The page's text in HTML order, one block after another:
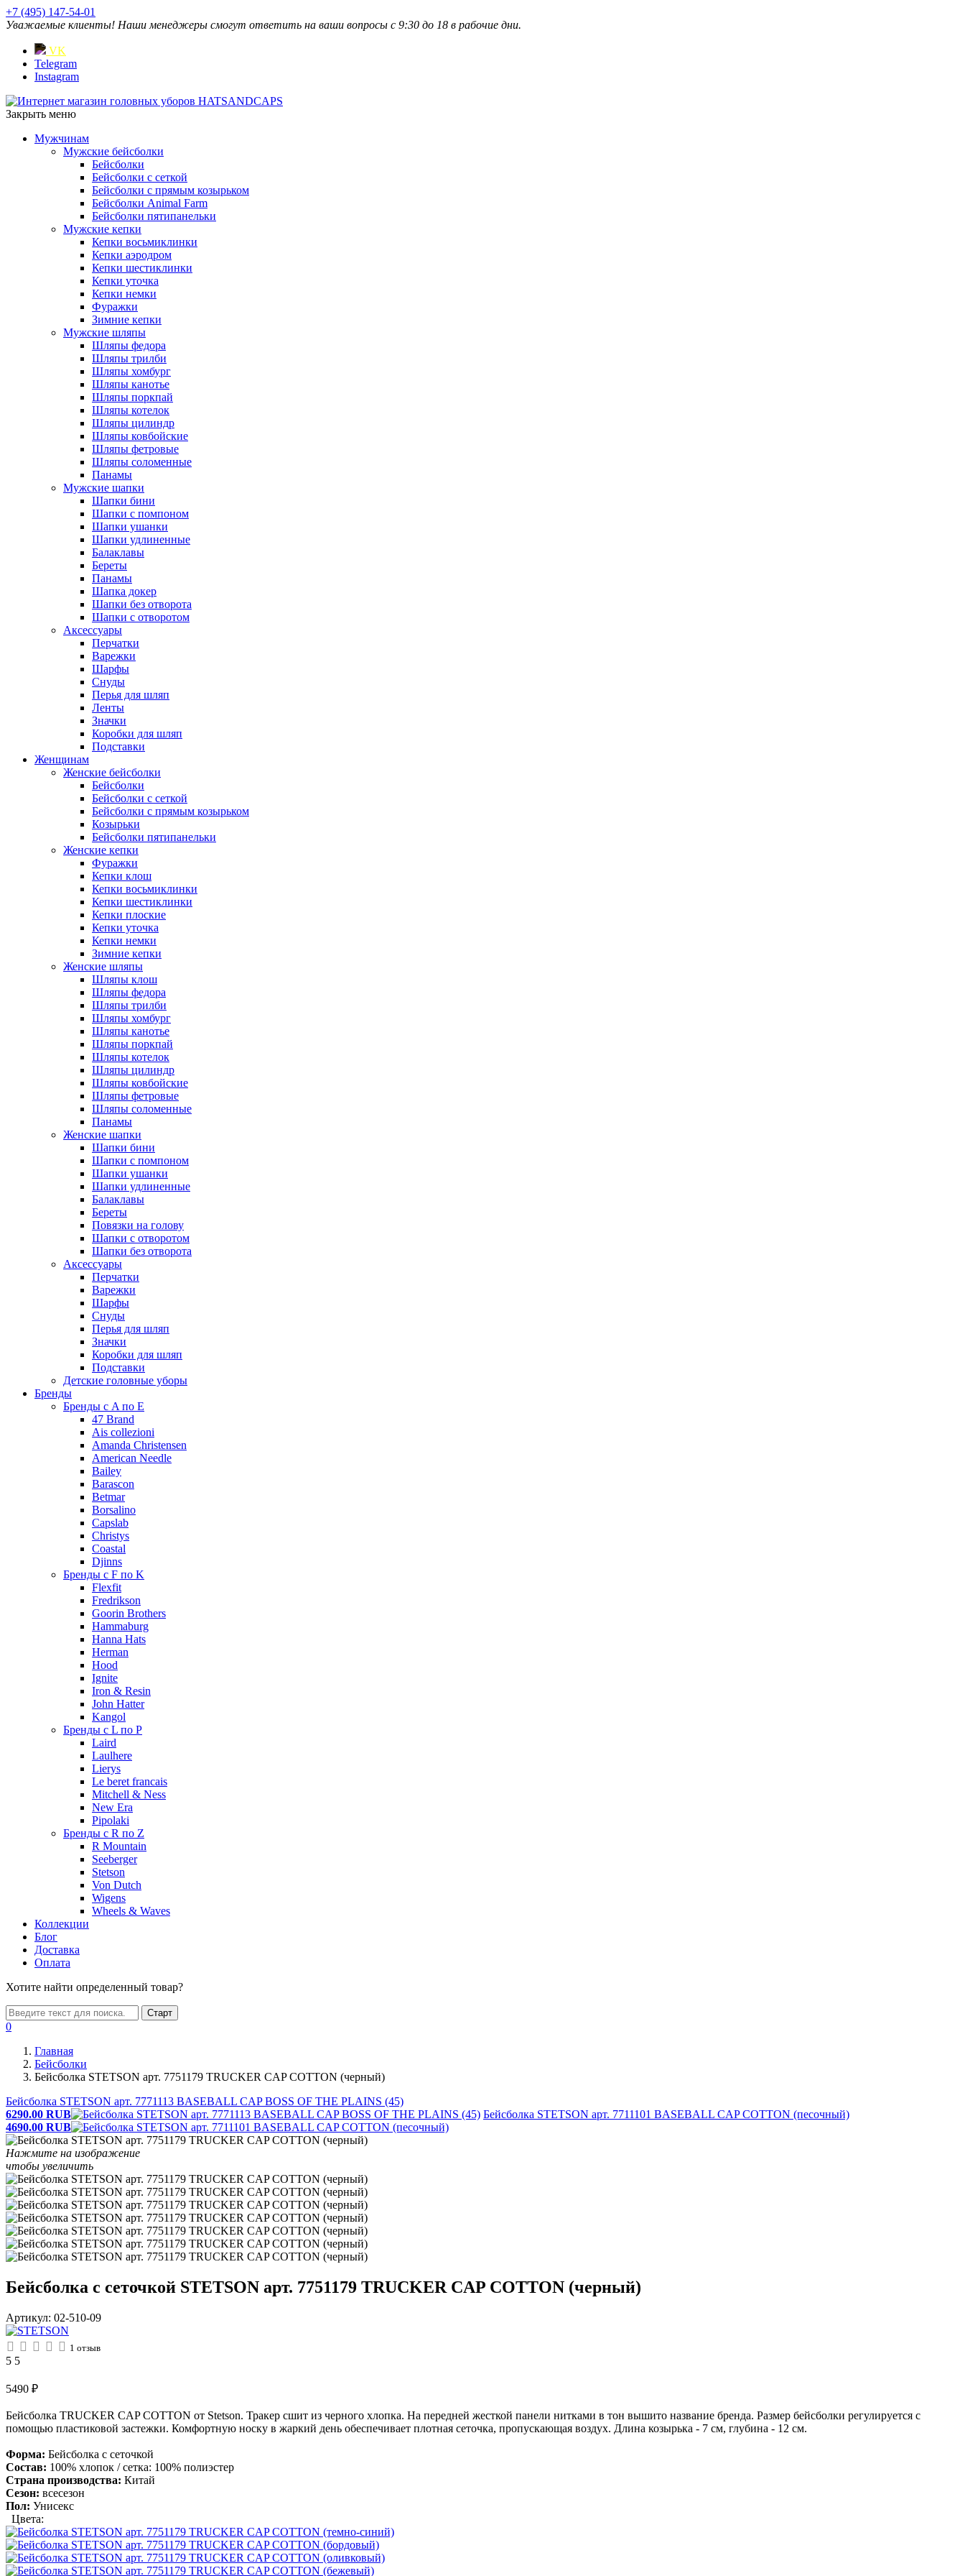
+7 (495) 147-54-01
Уважаемые клиенты! Наши менеджеры смогут ответить на ваши вопросы с 9:30 до 18 в рабочие дни.
VK
Telegram
Instagram
Закрыть меню
Мужчинам
Мужские бейсболки
Бейсболки
Бейсболки с сеткой
Бейсболки с прямым козырьком
Бейсболки Animal Farm
Бейсболки пятипанельки
Мужские кепки
Кепки восьмиклинки
Кепки аэродром
Кепки шестиклинки
Кепки уточка
Кепки немки
Фуражки
Зимние кепки
Мужские шляпы
Шляпы федора
Шляпы трилби
Шляпы хомбург
Шляпы канотье
Шляпы поркпай
Шляпы котелок
Шляпы цилиндр
Шляпы ковбойские
Шляпы фетровые
Шляпы соломенные
Панамы
Мужские шапки
Шапки бини
Шапки с помпоном
Шапки ушанки
Шапки удлиненные
Балаклавы
Береты
Панамы
Шапка докер
Шапки без отворота
Шапки с отворотом
Аксессуары
Перчатки
Варежки
Шарфы
Снуды
Перья для шляп
Ленты
Значки
Коробки для шляп
Подставки
Женщинам
Женские бейсболки
Бейсболки
Бейсболки с сеткой
Бейсболки с прямым козырьком
Козырьки
Бейсболки пятипанельки
Женские кепки
Фуражки
Кепки клош
Кепки восьмиклинки
Кепки шестиклинки
Кепки плоские
Кепки уточка
Кепки немки
Зимние кепки
Женские шляпы
Шляпы клош
Шляпы федора
Шляпы трилби
Шляпы хомбург
Шляпы канотье
Шляпы поркпай
Шляпы котелок
Шляпы цилиндр
Шляпы ковбойские
Шляпы фетровые
Шляпы соломенные
Панамы
Женские шапки
Шапки бини
Шапки с помпоном
Шапки ушанки
Шапки удлиненные
Балаклавы
Береты
Повязки на голову
Шапки с отворотом
Шапки без отворота
Аксессуары
Перчатки
Варежки
Шарфы
Снуды
Перья для шляп
Значки
Коробки для шляп
Подставки
Детские головные уборы
Бренды
Бренды с A по E
47 Brand
Ais collezioni
Amanda Christensen
American Needle
Bailey
Barascon
Betmar
Borsalino
Capslab
Christys
Coastal
Djinns
Бренды с F по K
Flexfit
Fredrikson
Goorin Brothers
Hammaburg
Hanna Hats
Herman
Hood
Ignite
Iron & Resin
John Hatter
Kangol
Бренды с L по P
Laird
Laulhere
Lierys
Le beret francais
Mitchell & Ness
New Era
Pipolaki
Бренды с R по Z
R Mountain
Seeberger
Stetson
Von Dutch
Wigens
Wheels & Waves
Коллекции
Блог
Доставка
Оплата
Хотите найти определенный товар?
Старт
0
Главная
Бейсболки
Бейсболка STETSON арт. 7751179 TRUCKER CAP COTTON (черный)
Бейсболка STETSON арт. 7771113 BASEBALL CAP BOSS OF THE PLAINS (45)
6290.00 RUB
Бейсболка STETSON арт. 7711101 BASEBALL CAP COTTON (песочный)
4690.00 RUB
Нажмите на изображение
чтобы увеличить
Бейсболка с сеточкой STETSON арт. 7751179 TRUCKER CAP COTTON (черный)
Артикул: 02-510-09
1 отзыв
5 5
5490 ₽
Бейсболка TRUCKER CAP COTTON от Stetson. Тракер сшит из черного хлопка. На передней жесткой панели нитками в тон вышито название бренда. Размер бейсболки регулируется с
помощью пластиковой застежки. Комфортную носку в жаркий день обеспечивает плотная сеточка, пропускающая воздух. Длина козырька - 7 см, глубина - 12 см.
Форма: Бейсболка с сеточкой
Состав: 100% хлопок / сетка: 100% полиэстер
Страна производства: Китай
Сезон: всесезон
Пол: Унисекс
Цвета: